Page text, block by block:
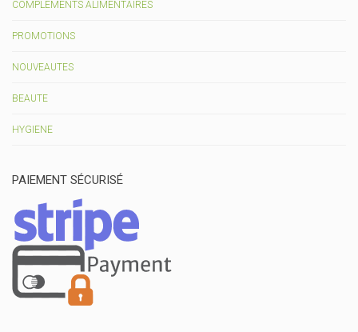
COMPLEMENTS ALIMENTAIRES
PROMOTIONS
NOUVEAUTES
BEAUTE
HYGIENE
PAIEMENT SÉCURISÉ